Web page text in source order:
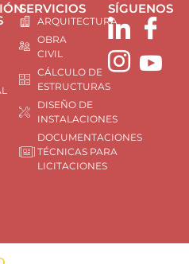
SERVICIOS
ARQUITECTURA
OBRA
CIVIL
CÁLCULO DE
ESTRUCTURAS
DISEÑO DE
INSTALACIONES
DOCUMENTACIONES
TÉCNICAS PARA
LICITACIONES
SÍGUENOS